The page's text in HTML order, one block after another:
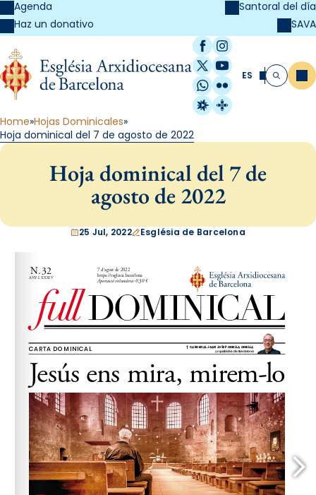
Agenda
Haz un donativo
Santoral del día
SAVA
Facebook
Instagram
X / Twitter
YouTube
WhatsApp
Flickr
Radio Estel
Catalunya
ES Buscar
Home Hojas Dominicales
Hoja dominical del 7 de agosto de 2022
Hoja dominical del 7 de
agosto de 2022
25 Jul, 2022 Església de Barcelona